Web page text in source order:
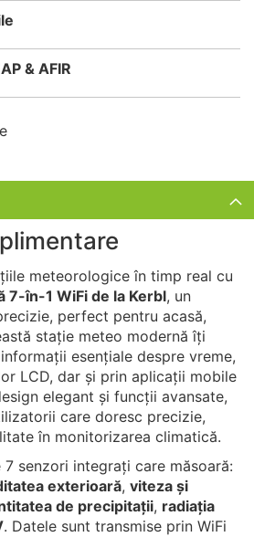
& AFIR
meteorologice în timp real cu
7-în-1 WiFi de la Kerbl, un
perfect pentru acasă,
stație meteo modernă îți
esențiale despre vreme,
LCD, dar și prin aplicații mobile
elegant și funcții avansate,
care doresc precizie,
în monitorizarea climatică.
senzori integrați care măsoară:
exterioară, viteza și
de precipitații, radiația
. Datele sunt transmise prin WiFi